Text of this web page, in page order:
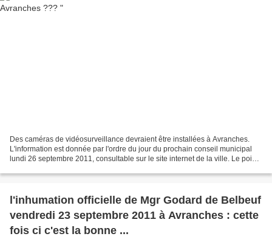
Des caméras de vidéosurveillance devraient être installées à Avranches.
L'information est donnée par l'ordre du jour du prochain conseil municipal
lundi 26 septembre 2011, consultable sur le site internet de la ville. Le point
l'inhumation officielle de Mgr Godard de Belbeuf
vendredi 23 septembre 2011 à Avranches : cette
fois ci c'est la bonne ...